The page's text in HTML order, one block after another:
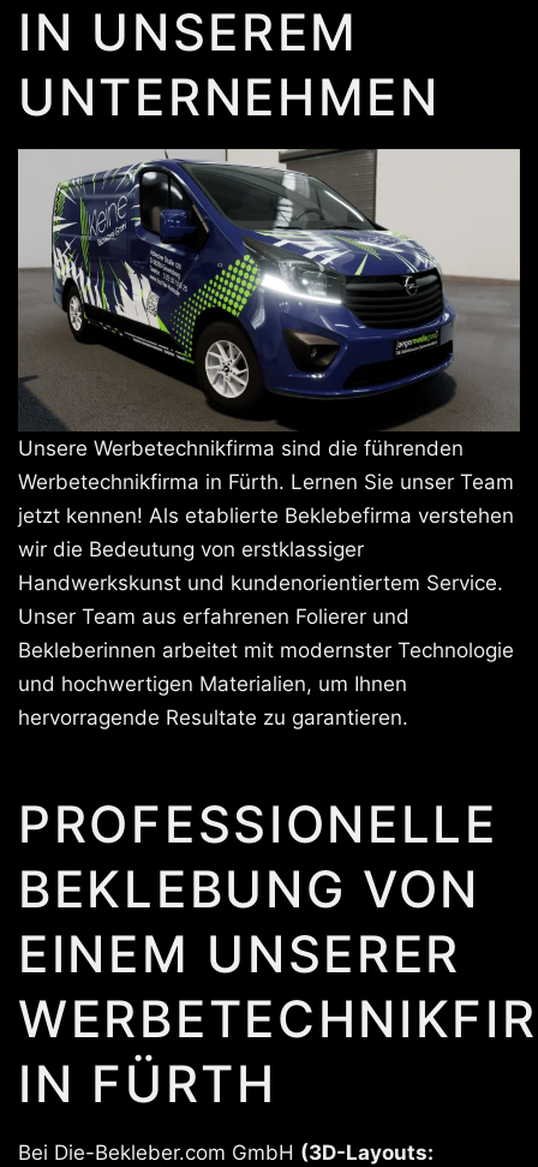
IN UNSEREM
UNTERNEHMEN
Unsere Werbetechnikfirma sind die führenden
Werbetechnikfirma in Fürth. Lernen Sie unser Team
jetzt kennen! Als etablierte Beklebefirma verstehen
wir die Bedeutung von erstklassiger
Handwerkskunst und kundenorientiertem Service.
Unser Team aus erfahrenen Folierer und
Bekleberinnen arbeitet mit modernster Technologie
und hochwertigen Materialien, um Ihnen
hervorragende Resultate zu garantieren.
PROFESSIONELLE
BEKLEBUNG VON
EINEM UNSERER
IN FÜRTH
Bei Die-Bekleber.com GmbH (3D-Layouts: